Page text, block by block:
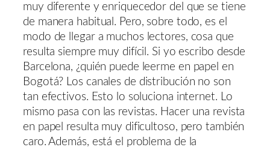
muy diferente y enriquecedor del que se tiene
de manera habitual. Pero, sobre todo, es el
modo de llegar a muchos lectores, cosa que
resulta siempre muy difícil. Si yo escribo desde
Barcelona, ¿quién puede leerme en papel en
Bogotá? Los canales de distribución no son
tan efectivos. Esto lo soluciona internet. Lo
mismo pasa con las revistas. Hacer una revista
en papel resulta muy dificultoso, pero también
caro. Además, está el problema de la